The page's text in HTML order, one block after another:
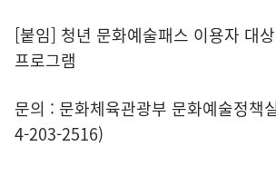
[붙임] 청년 문화예술패스 이용자 대
프로그램
문의 : 문화체육관광부 문화예술정책
4-203-2516)